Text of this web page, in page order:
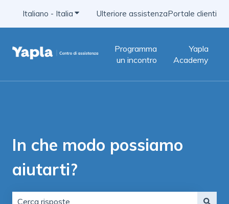
Italiano - Italia Mostra sottomenu per le traduzioni
Ulteriore assistenzaPortale clienti
Programma
un incontro
Yapla
Academy
In che modo possiamo
aiutarti?